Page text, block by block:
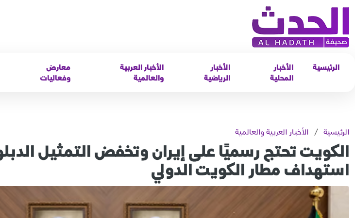
الرئيسية
الأخبار
المحلية
الأخبار
الرياضية
الأخبار العربية
والعالمية
معارض
وفعاليات
الرئيسية / الأخبار العربية والعالمية
الكويت تحتج رسميًا على إيران وتخفض التمثيل
استهداف مطار الكويت الدولي